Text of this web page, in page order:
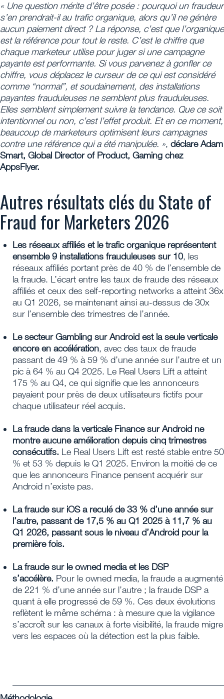
« Une question mérite d’être posée : pourquoi un fraudeur
s’en prendrait-il au trafic organique, alors qu’il ne génère
aucun paiement direct ? La réponse, c’est que l’organique
est la référence pour tout le reste. C’est le chiffre que
chaque marketeur utilise pour juger si une campagne
payante est performante. Si vous parvenez à gonfler ce
chiffre, vous déplacez le curseur de ce qui est considéré
comme “normal”, et soudainement, des installations
payantes frauduleuses ne semblent plus frauduleuses.
Elles semblent simplement suivre la tendance. Que ce soit
intentionnel ou non, c’est l’effet produit. Et en ce moment,
beaucoup de marketeurs optimisent leurs campagnes
contre une référence qui a été manipulée. », déclare Adam
Smart, Global Director of Product, Gaming chez
AppsFlyer.
Autres résultats clés du State of
Fraud for Marketers 2026
Les réseaux affiliés et le trafic organique représentent
ensemble 9 installations frauduleuses sur 10, les
réseaux affiliés portant près de 40 % de l’ensemble de
la fraude. L’écart entre les taux de fraude des réseaux
affiliés et ceux des self-reporting networks a atteint 36x
au Q1 2026, se maintenant ainsi au-dessus de 30x
sur l’ensemble des trimestres de l’année.
Le secteur Gambling sur Android est la seule verticale
encore en accélération, avec des taux de fraude
passant de 49 % à 59 % d’une année sur l’autre et un
pic à 64 % au Q4 2025. Le Real Users Lift a atteint
175 % au Q4, ce qui signifie que les annonceurs
payaient pour près de deux utilisateurs fictifs pour
chaque utilisateur réel acquis.
La fraude dans la verticale Finance sur Android ne
montre aucune amélioration depuis cinq trimestres
consécutifs. Le Real Users Lift est resté stable entre 50
% et 53 % depuis le Q1 2025. Environ la moitié de ce
que les annonceurs Finance pensent acquérir sur
Android n’existe pas.
La fraude sur iOS a reculé de 33 % d’une année sur
l’autre, passant de 17,5 % au Q1 2025 à 11,7 % au
Q1 2026, passant sous le niveau d’Android pour la
première fois.
La fraude sur le owned media et les DSP
s’accélère. Pour le owned media, la fraude a augmenté
de 221 % d’une année sur l’autre ; la fraude DSP a
quant à elle progressé de 59 %. Ces deux évolutions
reflètent le même schéma : à mesure que la vigilance
s’accroît sur les canaux à forte visibilité, la fraude migre
vers les espaces où la détection est la plus faible.